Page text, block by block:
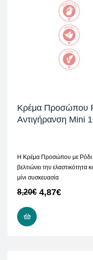
Κρέμα Προσώπου
Αντιγήρανση Mini
Η Κρέμα Προσώπου με Ρόδι
βελτιώνει την ελαστικότητα
μίνι συσκευασία
8,20€ 4,87€